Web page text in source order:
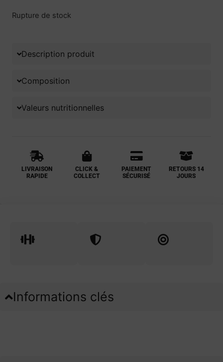
Rupture de stock
Description produit
Composition
Valeurs nutritionnelles
LIVRAISON
RAPIDE
CLICK &
COLLECT
PAIEMENT
SÉCURISÉ
RETOURS 14
JOURS
Informations clés